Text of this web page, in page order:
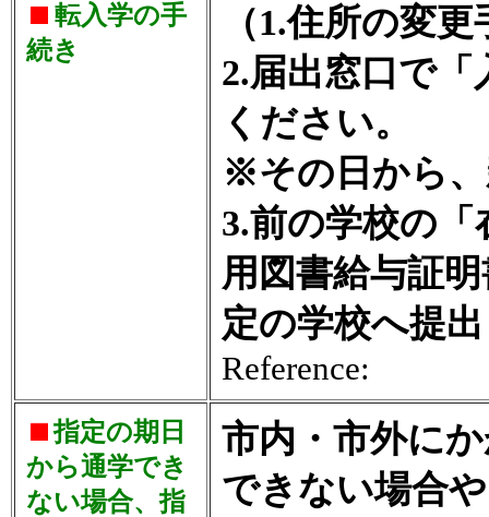
転入学の手
続き
（1.住所の変
2.届出窓口で
ください。
※その日から
3.前の学校の
用図書給与証
定の学校へ提
Reference:
指定の期日
から通学でき
ない場合、指
市内・市外に
できない場合